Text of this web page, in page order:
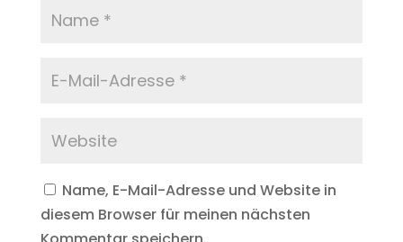
Name, E-Mail-Adresse und Website in
diesem Browser für meinen nächsten